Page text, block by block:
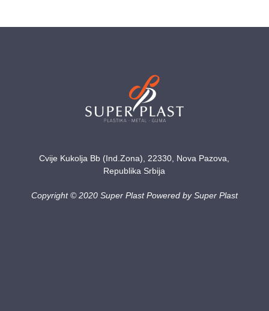
Cvije Kukolja Bb (Ind.Zona), 22330, Nova Pazova,
Republika Srbija
Copyright © 2020 Super Plast Powered by Super Plast